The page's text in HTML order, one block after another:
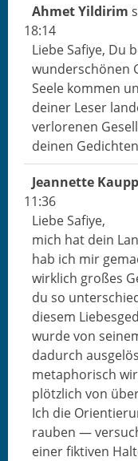
Ahmet Yildirim
18:14
Liebe Safiye, Du
wun­der­schö­nen
Seele kom­men
dein­er Leser
ver­lore­nen
deinen
Jean­nette Kaupp
11:36
Liebe Safiye,
mich hat dein
hab ich mir
wirk­lich großes
du so
diesem
wurde von
dadurch
metapho­risch
plöt­zlich von
Ich die
rauben —
ein­er fik­tiv­en